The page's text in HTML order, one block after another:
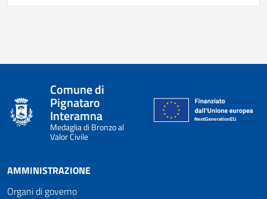
Comune di
Pignataro
Interamna
Medaglia di Bronzo al
Valor Civile
AMMINISTRAZIONE
Organi di governo